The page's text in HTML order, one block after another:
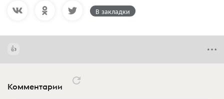
В закладки
Комментарии